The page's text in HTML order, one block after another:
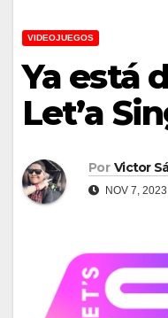
VIDEOJUEGOS
Ya está
Let’a
Por Victor
NOV 7, 2023